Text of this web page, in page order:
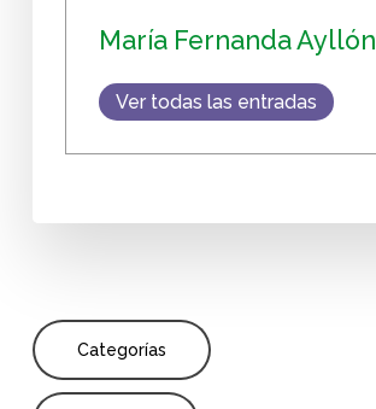
María Fernanda Ayllón
Ver todas las entradas
Categorías